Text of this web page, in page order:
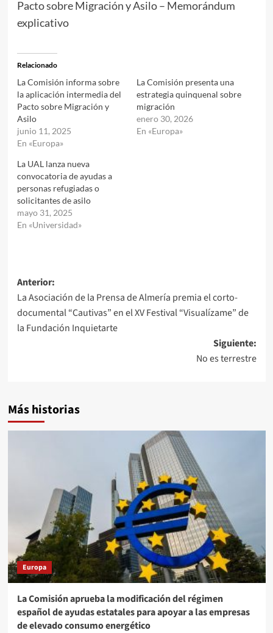
Pacto sobre Migración y Asilo – Memorándum
explicativo
Relacionado
La Comisión informa sobre
la aplicación intermedia del
Pacto sobre Migración y
Asilo
junio 11, 2025
En «Europa»
La Comisión presenta una
estrategia quinquenal sobre
migración
enero 30, 2026
En «Europa»
La UAL lanza nueva
convocatoria de ayudas a
personas refugiadas o
solicitantes de asilo
mayo 31, 2025
En «Universidad»
Navegación
de
entradas
Anterior:
La Asociación de la Prensa de Almería premia el corto-
documental “Cautivas” en el XV Festival “Visualízame” de
la Fundación Inquietarte
Siguiente:
No es terrestre
Más historias
Europa
La Comisión aprueba la modificación del régimen
español de ayudas estatales para apoyar a las empresas
de elevado consumo energético